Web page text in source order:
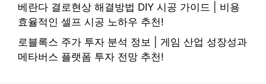
베란다 결로현상 해결방법 DIY 시공 가이드 | 비용
효율적인 셀프 시공 노하우 추천!
로블록스 주가 투자 분석 정보 | 게임 산업 성장성과
메타버스 플랫폼 투자 전망 추천!